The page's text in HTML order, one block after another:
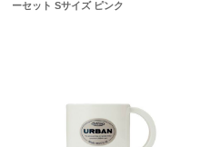
ーセット Sサイズ ピンク